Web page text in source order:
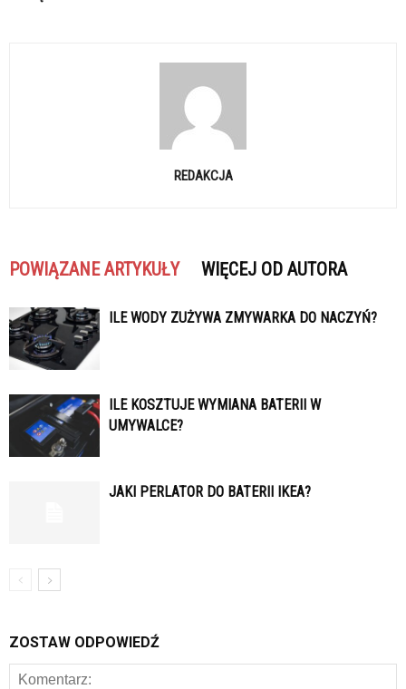
REDAKCJA
POWIĄZANE ARTYKUŁY WIĘCEJ OD AUTORA
ILE WODY ZUŻYWA ZMYWARKA DO NACZYŃ?
ILE KOSZTUJE WYMIANA BATERII W
UMYWALCE?
JAKI PERLATOR DO BATERII IKEA?
ZOSTAW ODPOWIEDŹ